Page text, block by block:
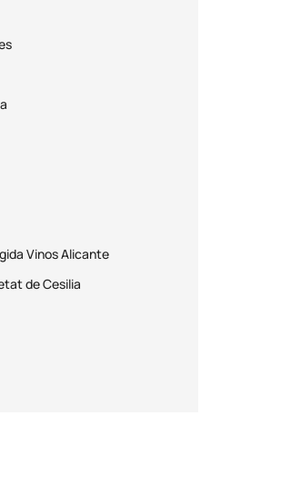
Vinos Alicante
de Cesilia